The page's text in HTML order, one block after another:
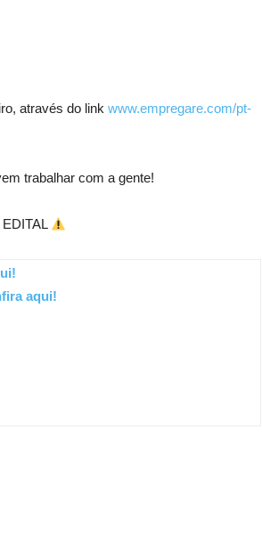
através do link www.empregare.com/pt-
trabalhar com a gente!
aqui!